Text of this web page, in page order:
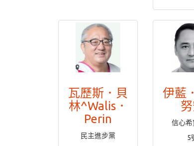
瓦歷斯．貝
林^Walis．
Perin
民主進步黨
伊藍
信心希
5